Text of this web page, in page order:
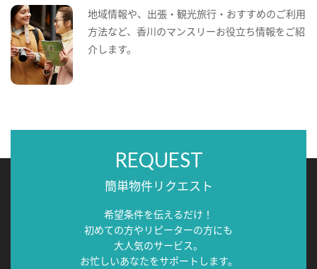
地域情報や、出張・観光旅行・おすすめのご利用
方法など、香川のマンスリーお役立ち情報をご紹
介します。
REQUEST
簡単物件リクエスト
希望条件を伝えるだけ！
初めての方やリピーターの方にも
大人気のサービス。
お忙しいあなたをサポートします。